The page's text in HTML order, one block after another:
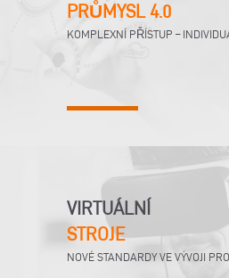
PRŮMYSL 4.0
KOMPLEXNÍ PŘÍSTUP –
VIRTUÁLNÍ
STROJE
NOVÉ STANDARDY VE VÝVOJI